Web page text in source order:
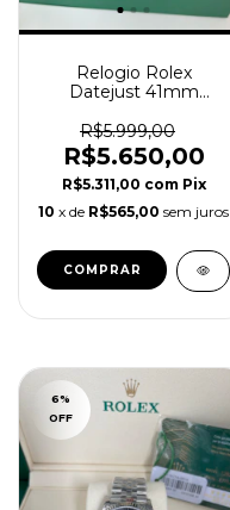
Relogio Rolex
Datejust 41mm
branco Super Clone
R$5.999,00
R$5.650,00
R$5.311,00 com Pix
10 x de R$565,00 sem juros
6%
OFF